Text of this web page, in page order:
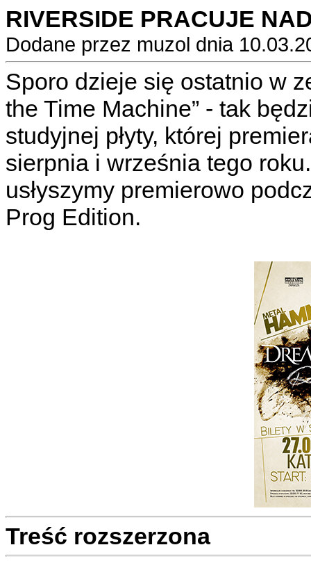
RIVERSIDE PRACUJE
Dodane przez muzol dnia
Sporo dzieje się ostatnio w
the Time Machine” - tak
studyjnej płyty, której
sierpnia i września tego
usłyszymy premierowo
Prog Edition.
Treść rozszerzona